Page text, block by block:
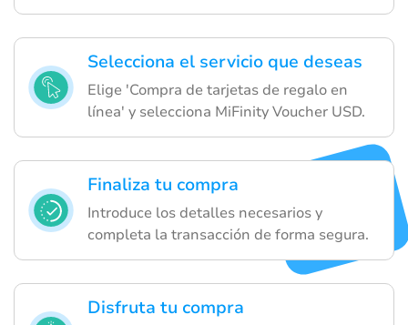
Selecciona el servicio que deseas
Elige 'Compra de tarjetas de regalo en
línea' y selecciona MiFinity Voucher USD.
Finaliza tu compra
Introduce los detalles necesarios y
completa la transacción de forma segura.
Disfruta tu compra